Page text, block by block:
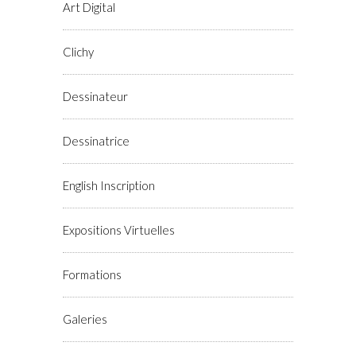
Art Digital
Clichy
Dessinateur
Dessinatrice
English Inscription
Expositions Virtuelles
Formations
Galeries